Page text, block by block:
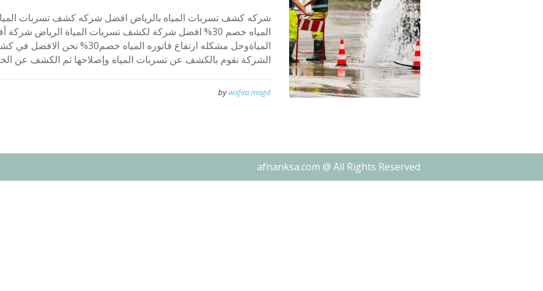
شركه كشف تسربات المياه بالرياض افضل شركه كشف تسربات
المياه خصم 30% افضل شركة لكشف تسربات المياة الرياض
المياةوحل مشكله ارتفاع فاتوره
الشركة نقوم بالكشف عن تسربات المياه وإصلاحها ثم الكشف عن
bywafaa magd
afnanksa.com @ All Rights Reserved